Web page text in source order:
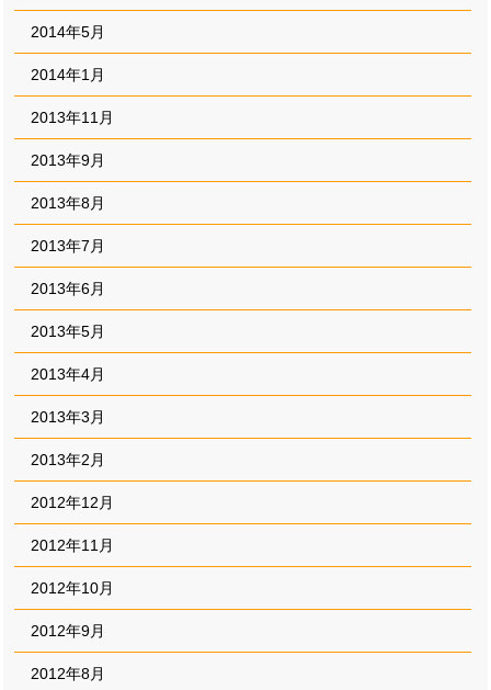
2014年5月
2014年1月
2013年11月
2013年9月
2013年8月
2013年7月
2013年6月
2013年5月
2013年4月
2013年3月
2013年2月
2012年12月
2012年11月
2012年10月
2012年9月
2012年8月